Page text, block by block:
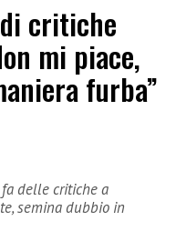
critiche
mi piace,
furba”
delle critiche a
semina dubbio in